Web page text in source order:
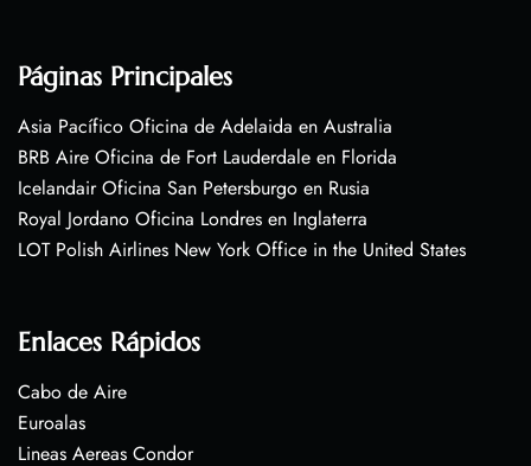
Páginas Principales
Asia Pacífico Oficina de Adelaida en Australia
BRB Aire Oficina de Fort Lauderdale en Florida
Icelandair Oficina San Petersburgo en Rusia
Royal Jordano Oficina Londres en Inglaterra
LOT Polish Airlines New York Office in the United States
Enlaces Rápidos
Cabo de Aire
Euroalas
Lineas Aereas Condor